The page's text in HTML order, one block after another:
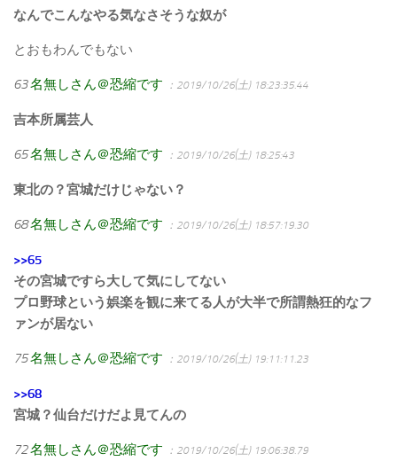
なんでこんなやる気なさそうな奴が
とおもわんでもない
63名無しさん＠恐縮です ：2019/10/26(土) 18:23:35.44
吉本所属芸人
65名無しさん＠恐縮です ：2019/10/26(土) 18:25:43
東北の？宮城だけじゃない？
68名無しさん＠恐縮です ：2019/10/26(土) 18:57:19.30
>>65
その宮城ですら大して気にしてない
プロ野球という娯楽を観に来てる人が大半で所謂熱狂的なフ
ァンが居ない
75名無しさん＠恐縮です ：2019/10/26(土) 19:11:11.23
>>68
宮城？仙台だけだよ見てんの
72名無しさん＠恐縮です ：2019/10/26(土) 19:06:38.79